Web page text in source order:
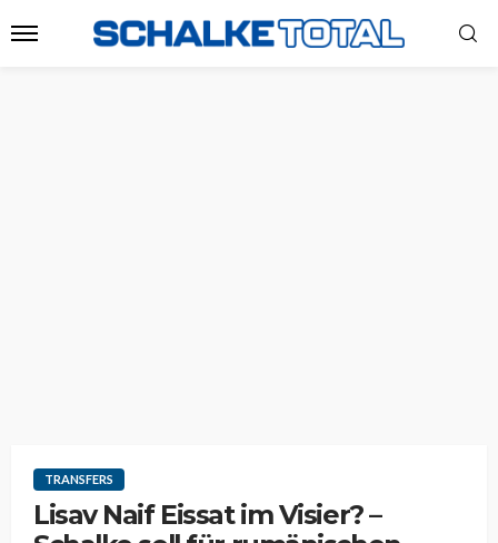
TRANSFERS
Lisav Naif Eissat im Visier? –